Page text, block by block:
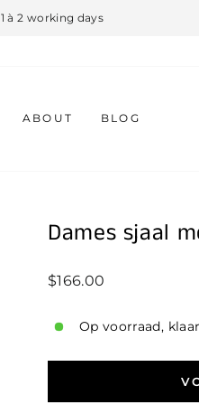
1 à 2 working days
ABOUT BLOG
Dames sjaal
Standaard
$166.00
Op voorraad,